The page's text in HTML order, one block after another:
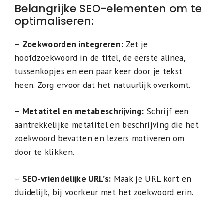
Belangrijke SEO-elementen om te
optimaliseren:
– Zoekwoorden integreren: Zet je
hoofdzoekwoord in de titel, de eerste alinea,
tussenkopjes en een paar keer door je tekst
heen. Zorg ervoor dat het natuurlijk overkomt.
– Metatitel en metabeschrijving: Schrijf een
aantrekkelijke metatitel en beschrijving die het
zoekwoord bevatten en lezers motiveren om
door te klikken.
– SEO-vriendelijke URL’s: Maak je URL kort en
duidelijk, bij voorkeur met het zoekwoord erin.